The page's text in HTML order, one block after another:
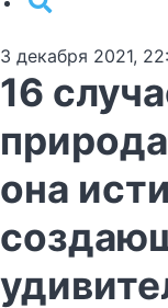
3 декабря 2021,
16
она